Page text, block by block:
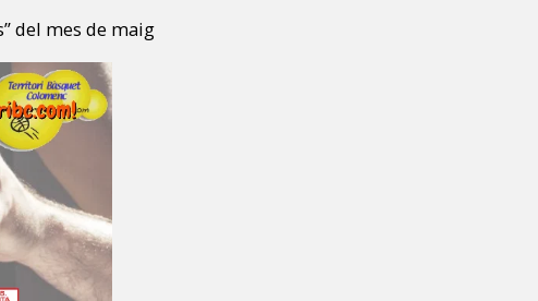
del mes de maig